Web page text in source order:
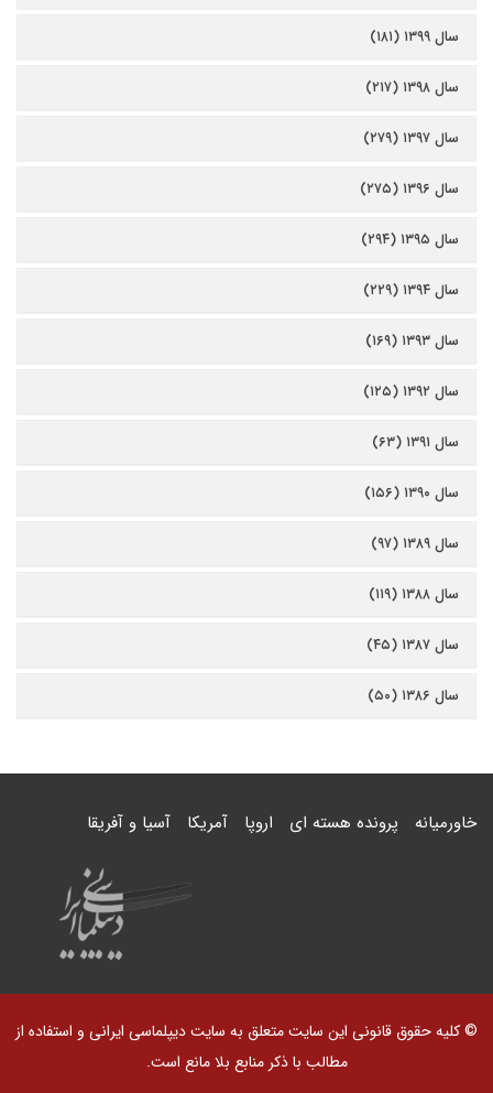
سال ۱۳۹۹ (۱۸۱)
سال ۱۳۹۸ (۲۱۷)
سال ۱۳۹۷ (۲۷۹)
سال ۱۳۹۶ (۲۷۵)
سال ۱۳۹۵ (۲۹۴)
سال ۱۳۹۴ (۲۲۹)
سال ۱۳۹۳ (۱۶۹)
سال ۱۳۹۲ (۱۲۵)
سال ۱۳۹۱ (۶۳)
سال ۱۳۹۰ (۱۵۶)
سال ۱۳۸۹ (۹۷)
سال ۱۳۸۸ (۱۱۹)
سال ۱۳۸۷ (۴۵)
سال ۱۳۸۶ (۵۰)
خاورمیانه پرونده هسته ای اروپا آمریکا آسیا و آفریقا
© کلیه حقوق قانونی این سایت متعلق به سایت دیپلماسی ایرانی و استفاده از
مطالب با ذکر منابع بلا مانع است.